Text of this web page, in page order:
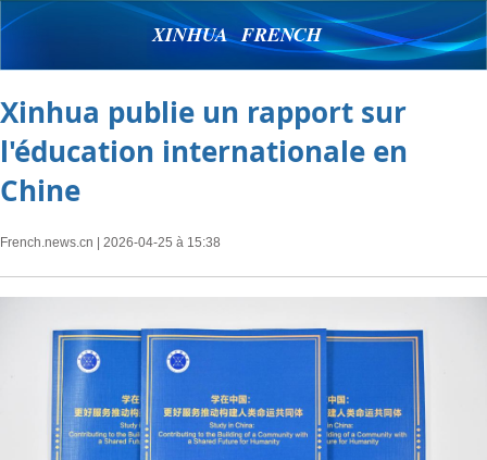
XINHUA FRENCH
Xinhua publie un rapport sur
l'éducation internationale en
Chine
French.news.cn | 2026-04-25 à 15:38